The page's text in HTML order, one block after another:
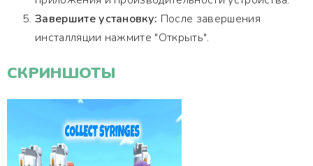
Завершите установку: После завершения
инсталляции нажмите "Открыть".
СКРИНШОТЫ